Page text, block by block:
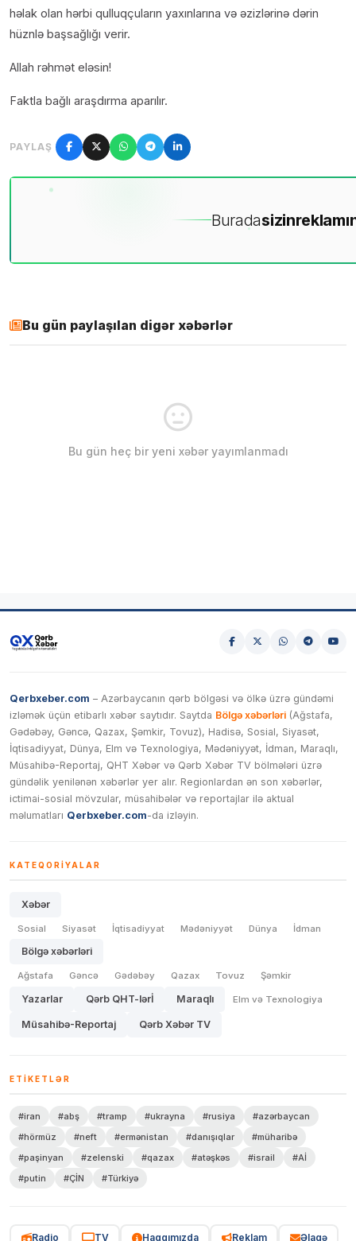
həlak olan hərbi qulluqçuların yaxınlarına və əzizlərinə dərin
hüznlə başsağlığı verir.
Allah rəhmət eləsin!
Faktla bağlı araşdırma aparılır.
PAYLAŞ
Buradasizin
Bu gün paylaşılan digər xəbərlər
Bu gün heç bir yeni xəbər yayımlanmadı
Qerbxeber.com – Azərbaycanın qərb bölgəsi və ölkə üzrə gündəmi
izləmək üçün etibarlı xəbər saytıdır. Saytda Bölgə xəbərləri (Ağstafa,
Gədəbəy, Gəncə, Qazax, Şəmkir, Tovuz), Hadisə, Sosial, Siyasət,
İqtisadiyyat, Dünya, Elm və Texnologiya, Mədəniyyət, İdman, Maraqlı,
Müsahibə-Reportaj, QHT Xəbər və Qərb Xəbər TV bölmələri üzrə
gündəlik yenilənən xəbərlər yer alır. Regionlardan ən son xəbərlər,
ictimai-sosial mövzular, müsahibələr və reportajlar ilə aktual
məlumatları Qerbxeber.com-da izləyin.
KATEQORIYALAR
Xəbər
Sosial Siyasət İqtisadiyyat Mədəniyyət Dünya İdman
Bölgə xəbərləri
Ağstafa Gəncə Gədəbəy Qazax Tovuz Şəmkir
Yazarlar Qərb QHT-lərİ Maraqlı Elm və Texnologiya
Müsahibə-Reportaj Qərb Xəbər TV
ETIKETLƏR
#iran #abş #tramp #ukrayna #rusiya
#azərbaycan
#hörmüz
#neft #ermənistan #danışıqlar
#müharibə
#paşinyan
#zelenski #qazax #atəşkəs #israil
#Aİ
#putin
#ÇİN #Türkiyə
Radio TV Haqqımızda Reklam Əlaqə